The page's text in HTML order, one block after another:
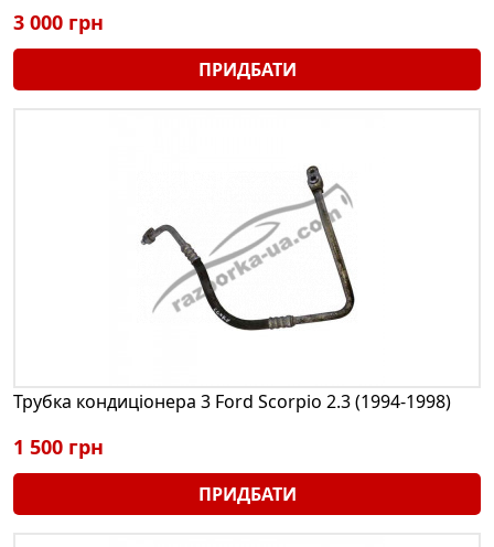
3 000 грн
ПРИДБАТИ
Трубка кондиціонера 3 Ford Scorpio 2.3 (1994-1998)
1 500 грн
ПРИДБАТИ